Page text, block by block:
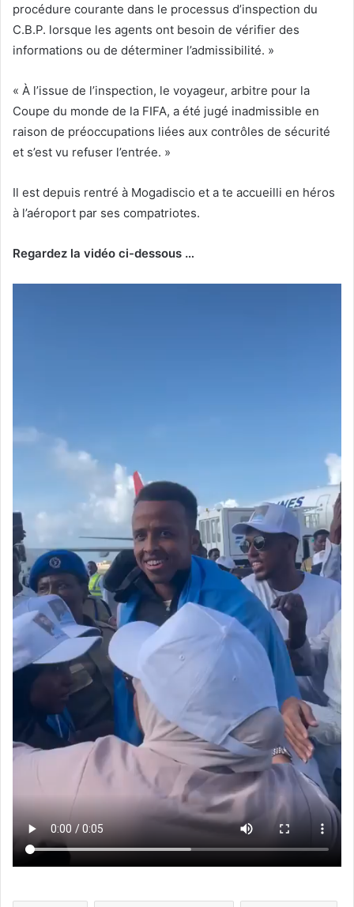
procédure courante dans le processus d’inspection du
C.B.P. lorsque les agents ont besoin de vérifier des
informations ou de déterminer l’admissibilité. »
« À l’issue de l’inspection, le voyageur, arbitre pour la
Coupe du monde de la FIFA, a été jugé inadmissible en
raison de préoccupations liées aux contrôles de sécurité
et s’est vu refuser l’entrée. »
Il est depuis rentré à Mogadiscio et a te accueilli en héros
à l’aéroport par ses compatriotes.
Regardez la vidéo ci-dessous …